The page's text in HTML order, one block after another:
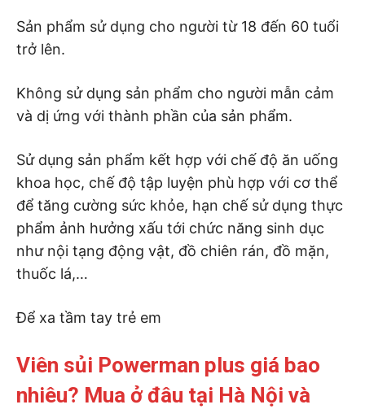
Sản phẩm sử dụng cho người từ 18 đến 60 tuổi
trở lên.
Không sử dụng sản phẩm cho người mẫn cảm
và dị ứng với thành phần của sản phẩm.
Sử dụng sản phẩm kết hợp với chế độ ăn uống
khoa học, chế độ tập luyện phù hợp với cơ thể
để tăng cường sức khỏe, hạn chế sử dụng thực
phẩm ảnh hưởng xấu tới chức năng sinh dục
như nội tạng động vật, đồ chiên rán, đồ mặn,
thuốc lá,…
Để xa tầm tay trẻ em
Viên sủi Powerman plus giá bao
nhiêu? Mua ở đâu tại Hà Nội và